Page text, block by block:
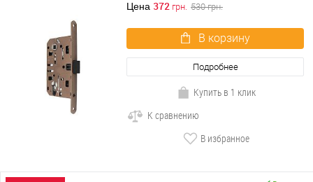
Цена 372 грн. 530грн.
В корзину
Подробнее
Купить в 1 клик
К сравнению
В избранное